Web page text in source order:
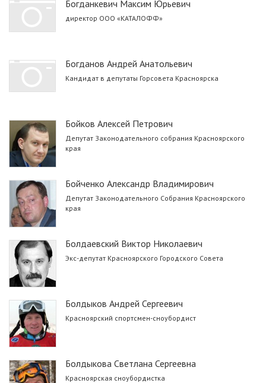
Богданкевич Максим Юрьевич
директор ООО «КАТАЛОФФ»
Богданов Андрей Анатольевич
Кандидат в депутаты Горсовета Красноярска
Бойков Алексей Петрович
Депутат Законодательного собрания Красноярского
края
Бойченко Александр Владимирович
Депутат Законодательного Собрания Красноярского
края
Болдаевский Виктор Николаевич
Экс-депутат Красноярского Городского Совета
Болдыков Андрей Сергеевич
Красноярский спортсмен-сноубордист
Болдыкова Светлана Сергеевна
Красноярская сноубордистка